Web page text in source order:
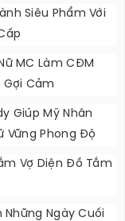
Siêu Phẩm Với
MC Làm CĐM
Gợi Cảm
Giúp Mỹ Nhân
Vững Phong Độ
Vợ Diện Đồ Tắm
Ngày Cuối